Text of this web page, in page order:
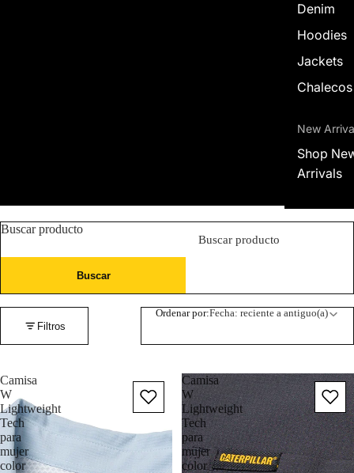
Denim
Hoodies
Jackets
Chalecos
New
Shop
Arrivals
Buscar producto
Buscar
Filtros
Ordenar por:Fecha: reciente a antiguo(a)
Camisa
W
Lightweight
Tech
para
mujer
color
Camisa
W
Lightweight
Tech
para
mujer
color